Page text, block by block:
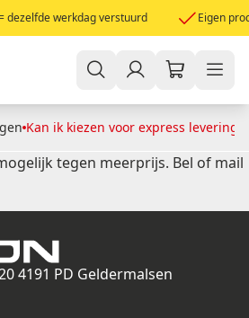
dezelfde werkdag verstuurd Eigen
Kan ik kiezen voor express levering?
tegen meerprijs. Bel of mail
4191 PD Geldermalsen